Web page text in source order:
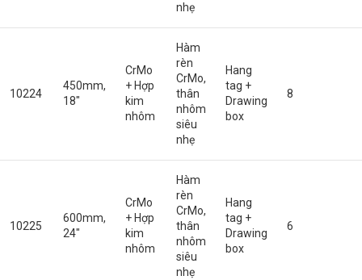
nhẹ
10224
450mm,
18″
CrMo
+ Hợp
kim
nhôm
Hàm
rèn
CrMo,
thân
nhôm
siêu
nhẹ
Hang
tag +
Drawing
box
8
10225
600mm,
24″
CrMo
+ Hợp
kim
nhôm
Hàm
rèn
CrMo,
thân
nhôm
siêu
nhẹ
Hang
tag +
Drawing
box
6